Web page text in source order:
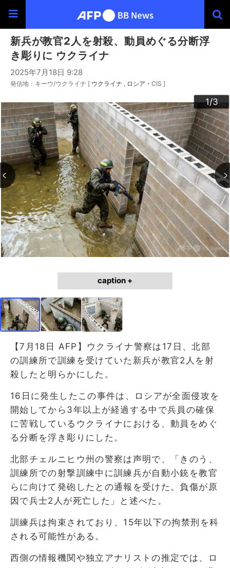
新兵が教官2人を射殺、動員めぐる分断浮
き彫りに ウクライナ
2025年7月18日 9:28
発信地：キーウ/ウクライナ [ ウクライナ ロシア・CIS ]
1/3
2/3
3/3
caption +
【7月18日 AFP】ウクライナ警察は17日、北部
の訓練所で訓練を受けていた新兵が教官2人を射
殺したと明らかにした。
16日に発生したこの事件は、ロシアが全面侵攻を
開始してから3年以上が経過する中で兵員の確保
に苦戦しているウクライナにおける、動員をめぐ
る分断を浮き彫りにした。
北部チェルニヒウ州の警察は声明で、「きのう、
訓練所での射撃訓練中に訓練兵が自動小銃を教官
らに向けて発砲したとの通報を受けた。負傷が原
因で兵士2人が死亡した」と述べた。
訓練兵は拘束されており、15年以下の拘禁刑を科
される可能性がある。
西側の情報機関や独立アナリストの推定では、ロ